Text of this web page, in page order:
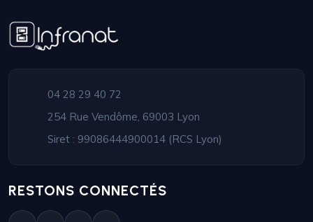
04 28 29 40 72
254 Rue Vendôme, 69003 Lyon
Siret : 99086444900014 (RCS Lyon)
RESTONS CONNECTÉS